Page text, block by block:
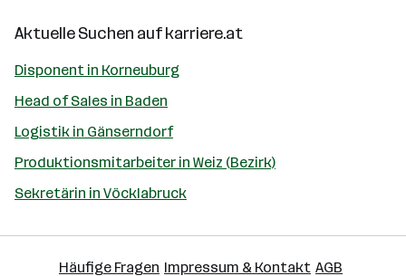
Aktuelle Suchen aufkarriere.at
Disponent in Korneuburg
Head of Sales in Baden
Logistik in Gänserndorf
Produktionsmitarbeiter in Weiz (Bezirk)
Sekretärin in Vöcklabruck
Häufige Fragen Impressum & Kontakt AGB